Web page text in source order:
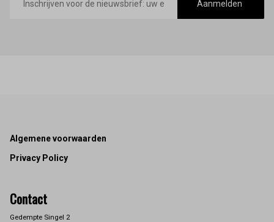
mailadres
Aanmelden
Footer
Algemene voorwaarden
Privacy Policy
Contact
Gedempte Singel 2